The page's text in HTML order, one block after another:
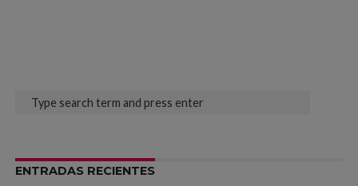
ENTRADAS RECIENTES